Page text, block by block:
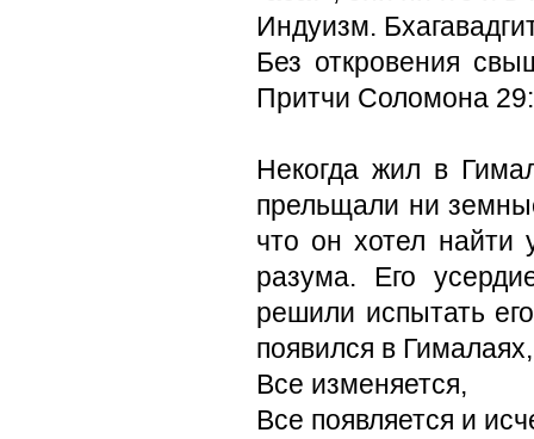
Индуизм.
Без откровения
Притчи Соломона
Некогда жил в
прельщали ни
что он хотел найти
разума. Его
решили испытать
появился в
Все изменяется,
Все появляется и